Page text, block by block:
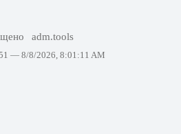
adm.tools
— 8/8/2026, 8:01:11 AM